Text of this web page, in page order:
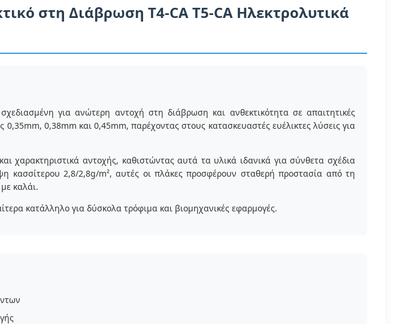
στη Διάβρωση T4-CA T5-CA Ηλεκτρολυτικά
για ανώτερη αντοχή στη διάβρωση και ανθεκτικότητα σε απαιτητικές
0,38mm και 0,45mm, παρέχοντας στους κατασκευαστές ευέλικτες λύσεις για
χαρακτηριστικά αντοχής, καθιστώντας αυτά τα υλικά ιδανικά για σύνθετα σχέδια
κασσίτερου 2,8/2,8g/m², αυτές οι πλάκες προσφέρουν σταθερή προστασία από τη
καλάι.
κατάλληλο για δύσκολα τρόφιμα και βιομηχανικές εφαρμογές.